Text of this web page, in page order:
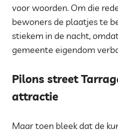
voor woorden. Om die
bewoners de plaatjes te
stiekem in de nacht,
gemeente eigendom
Pilons street
attractie
Maar toen bleek dat de